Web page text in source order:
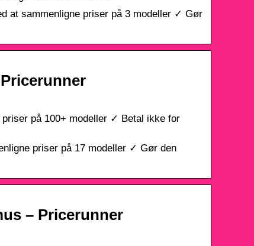
at sammenligne priser på 3 modeller ✓ Gør
på 100+ modeller ✓ Betal ikke for
priser på 17 modeller ✓ Gør den
– Pricerunner